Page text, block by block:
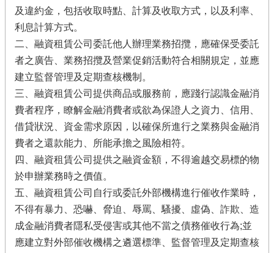
及違約金，包括收取時點、計算及收取方式，以及利率、
利息計算方式。
二、融資租賃公司委託他人辦理業務招攬，應確保受委託
者之廣告、業務招攬及營業促銷活動符合相關規定，並應
建立監督管理及定期查核機制。
三、融資租賃公司提供商品或服務前，應踐行認識金融消
費者程序，瞭解金融消費者或欲為保證人之資力、信用、
借貸狀況、資金需求原因，以確保所進行之業務與金融消
費者之還款能力、所能承擔之風險相符。
四、融資租賃公司提供之融資金額，不得逾越交易標的物
於申辦業務時之價值。
五、融資租賃公司自行或委託外部機構進行催收作業時，
不得有暴力、恐嚇、脅迫、辱罵、騷擾、虛偽、詐欺、造
成金融消費者隱私受侵害或其他不當之債務催收行為;並
應建立對外部催收機構之遴選標準、監督管理及定期查核